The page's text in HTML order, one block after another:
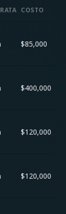
COSTO
$85,000
$400,000
$120,000
$120,000